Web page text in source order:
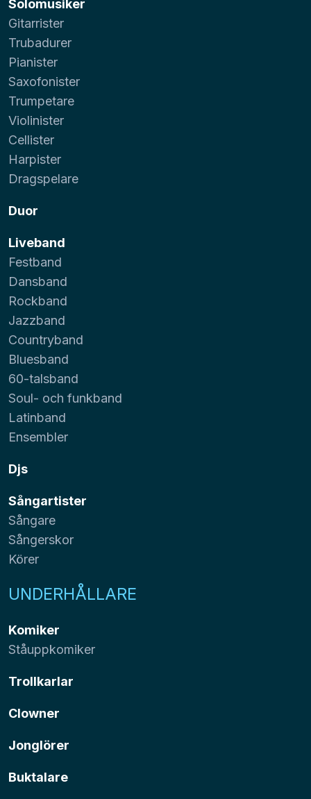
Solomusiker
Gitarrister
Trubadurer
Pianister
Saxofonister
Trumpetare
Violinister
Cellister
Harpister
Dragspelare
Duor
Liveband
Festband
Dansband
Rockband
Jazzband
Countryband
Bluesband
60-talsband
Soul- och funkband
Latinband
Ensembler
Djs
Sångartister
Sångare
Sångerskor
Körer
UNDERHÅLLARE
Komiker
Ståuppkomiker
Trollkarlar
Clowner
Jonglörer
Buktalare